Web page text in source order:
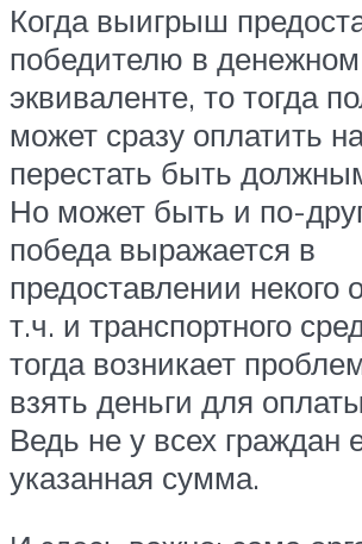
Когда выигрыш
победителю в денежном
эквиваленте, то тогда
может сразу оплатить
перестать быть
Но может быть и по-
победа выражается в
предоставлении некого
т.ч. и транспортного
тогда возникает
взять деньги для
Ведь не у всех граждан
указанная сумма.